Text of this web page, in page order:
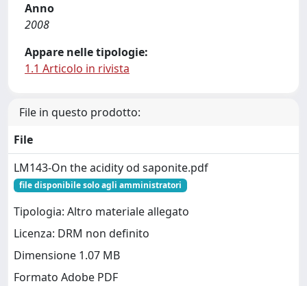
Anno
2008
Appare nelle tipologie:
1.1 Articolo in rivista
File in questo prodotto:
File
LM143-On the acidity od saponite.pdf
file disponibile solo agli amministratori
Tipologia: Altro materiale allegato
Licenza: DRM non definito
Dimensione 1.07 MB
Formato Adobe PDF